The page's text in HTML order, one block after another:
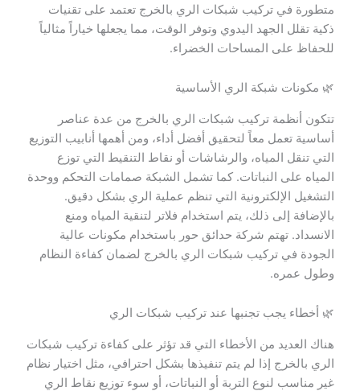
متطورة في تركيب شبكات الري بالخرج تعتمد على تقنيات
ذكية تقلل الجهد اليدوي وتوفر الوقت، مما يجعلها خياراً مثالياً
للحفاظ على المساحات الخضراء.
🌿 مكونات شبكة الري الأساسية
تتكون أنظمة تركيب شبكات الري بالخرج من عدة عناصر
أساسية تعمل معاً لتحقيق أفضل أداء، ومن أهمها أنابيب التوزيع
التي تنقل المياه، والرشاشات أو نقاط التنقيط التي توزع
المياه على النباتات. كما تشمل الشبكة صمامات التحكم ووحدة
التشغيل الإلكترونية التي تنظم عملية الري بشكل دقيق.
بالإضافة إلى ذلك، يتم استخدام فلاتر لتنقية المياه ومنع
الانسداد. تهتم شركة حدائق حور باستخدام مكونات عالية
الجودة في تركيب شبكات الري بالخرج لضمان كفاءة النظام
وطول عمره.
🌿 أخطاء يجب تجنبها عند تركيب شبكات الري
هناك العديد من الأخطاء التي قد تؤثر على كفاءة تركيب شبكات
الري بالخرج إذا لم يتم تنفيذها بشكل احترافي، مثل اختيار نظام
غير مناسب لنوع التربة أو النباتات، أو سوء توزيع نقاط الري